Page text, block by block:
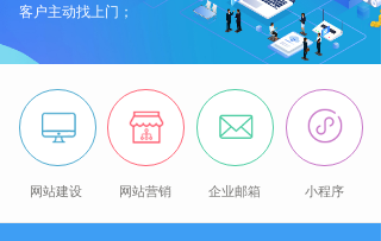
客户主动找上门；
小程序
网站营销
网站建设 企业邮箱